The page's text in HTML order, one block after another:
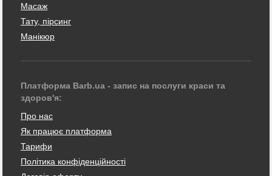
Масаж
Тату, пірсинг
Манікюр
Платформа Barb.ua - запис на послуги краси та
здоров'я:
Про нас
Як працює платформа
Тарифи
Політика конфіденційності